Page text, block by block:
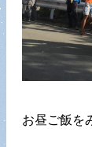
お昼ご飯を